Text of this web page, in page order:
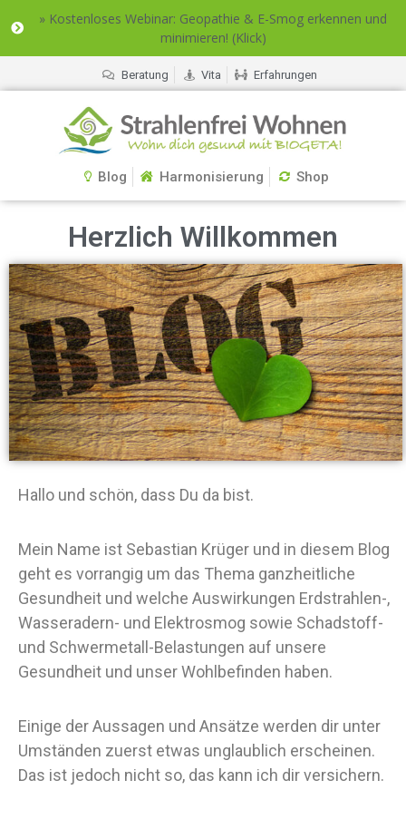
» Kostenloses Webinar: Geopathie & E-Smog erkennen und
minimieren! (Klick)
Beratung Vita Erfahrungen
Blog Harmonisierung Shop
Herzlich Willkommen
Hallo und schön, dass Du da bist.
Mein Name ist Sebastian Krüger und in diesem Blog
geht es vorrangig um das Thema ganzheitliche
Gesundheit und welche Auswirkungen Erdstrahlen-,
Wasseradern- und Elektrosmog sowie Schadstoff-
und Schwermetall-Belastungen auf unsere
Gesundheit und unser Wohlbefinden haben.
Einige der Aussagen und Ansätze werden dir unter
Umständen zuerst etwas unglaublich erscheinen.
Das ist jedoch nicht so, das kann ich dir versichern.